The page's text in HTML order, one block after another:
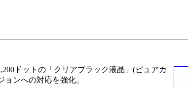
ドットの「クリアブラック液晶」(ピュアカ
ンへの対応を強化。